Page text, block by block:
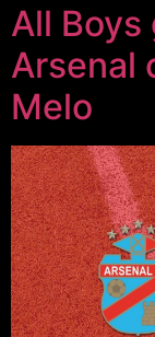
All Boys
Arsenal
Melo